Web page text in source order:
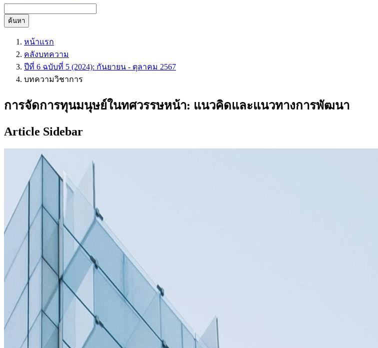
ค้นหา
หน้าแรก
คลังบทความ
ปีที่ 6 ฉบับที่ 5 (2024): กันยายน - ตุลาคม 2567
บทความวิชาการ
การจัดการทุนมนุษย์ในทศวรรษหน้า: แนวคิดและแนวทางการพัฒนา
Article Sidebar